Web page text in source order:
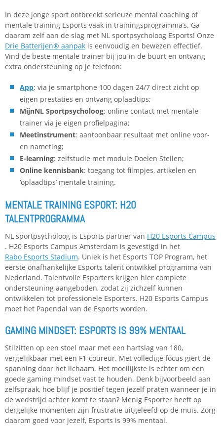
In deze jonge sport ontbreekt serieuze mental coaching of
mentale training Esports vaak in trainingsprogramma’s. Ga
daarom zelf aan de slag met NL sportpsycholoog Esports! Onze
Drie Batterijen® aanpak is eenvoudig en bewezen effectief.
Vind de beste mentale trainer bij jou in de buurt en ontvang
extra ondersteuning op je telefoon:
App: via je smartphone 100 dagen 24/7 direct zicht op
eigen prestaties en ontvang oplaadtips;
MijnNL Sportpsycholoog: online contact met mentale
trainer via je eigen profielpagina;
Meetinstrument: aantoonbaar resultaat met online voor-
en nameting;
E-learning: zelfstudie met module Doelen Stellen;
Online kennisbank: toegang tot filmpjes, artikelen en
‘oplaadtips’ mentale training.
MENTALE TRAINING ESPORT: H20
TALENTPROGRAMMA
NL sportpsycholoog is Esports partner van H20 Esports Campus
. H20 Esports Campus Amsterdam is gevestigd in het
Rabo Esports Stadium. Uniek is het Esports TOP Program, het
eerste onafhankelijke Esports talent ontwikkel programma van
Nederland. Talentvolle Esporters krijgen hier complete
ondersteuning aangeboden, zodat zij zichzelf kunnen
ontwikkelen tot professionele Esporters. H20 Esports Campus
moet het Papendal van de Esports worden.
GAMING MINDSET: ESPORTS IS 99% MENTAAL
Stilzitten op een stoel maar met een hartslag van 180,
vergelijkbaar met een F1-coureur. Met volledige focus giert de
spanning door het lichaam. Het moeilijkste is echter om een
goede gaming mindset vast te houden. Denk bijvoorbeeld aan
zelfspraak, hoe blijf je positief tegen jezelf praten wanneer je in
de wedstrijd achter komt te staan? Menig Esporter heeft op
dergelijke momenten zijn frustratie uitgeleefd op de muis. Zorg
daarom goed voor jezelf, Esports is 99% mentaal.